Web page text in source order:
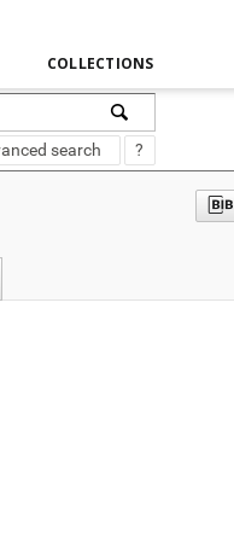
COLLECTIONS
search ?